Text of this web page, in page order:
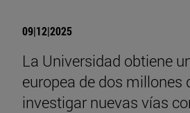
09|12|2025
La Universidad obtiene
europea de dos millones
investigar nuevas vías